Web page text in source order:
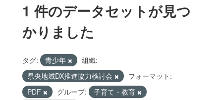
1 件のデータセットが見つ
かりました
タグ: 青少年
組織:
県央地域DX推進協力検討会
フォーマット:
PDF
グループ:
子育て・教育